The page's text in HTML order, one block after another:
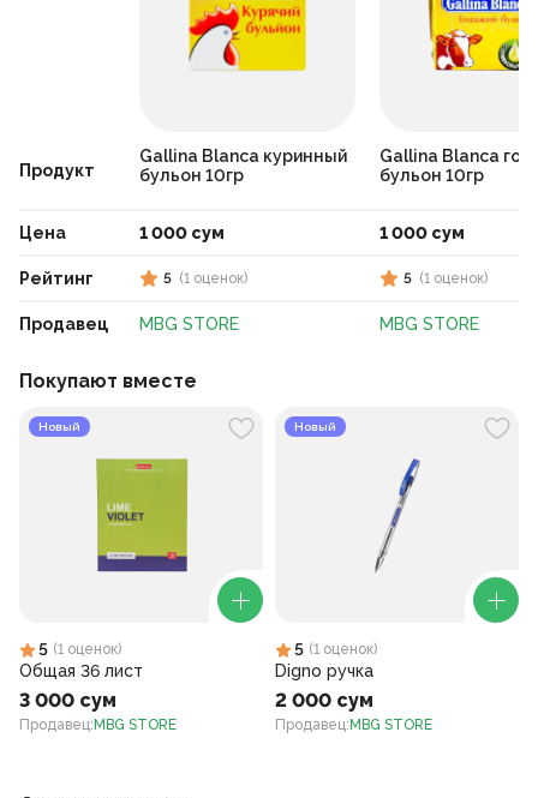
Продукт
Цена
Рейтинг
Продавец
Gallina Blanca куринный
бульон 10гр
1 000 сум
5 (1 оценок)
MBG STORE
Gallina Blanca
бульон 10гр
1 000 сум
5 (1 оценок)
MBG STORE
Покупают вместе
Новый
5 (1 оценок)
Общая 36 лист
3 000 сум
Продавец: MBG STORE
Новый
5 (1 оценок)
Digno ручка
2 000 сум
Продавец: MBG STORE